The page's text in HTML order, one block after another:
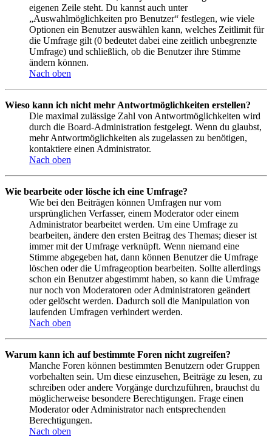
eigenen Zeile steht. Du kannst auch unter
„Auswahlmöglichkeiten pro Benutzer“ festlegen, wie viele
Optionen ein Benutzer auswählen kann, welches Zeitlimit für
die Umfrage gilt (0 bedeutet dabei eine zeitlich unbegrenzte
Umfrage) und schließlich, ob die Benutzer ihre Stimme
ändern können.
Nach oben
Wieso kann ich nicht mehr Antwortmöglichkeiten erstellen?
Die maximal zulässige Zahl von Antwortmöglichkeiten wird
durch die Board-Administration festgelegt. Wenn du glaubst,
mehr Antwortmöglichkeiten als zugelassen zu benötigen,
kontaktiere einen Administrator.
Nach oben
Wie bearbeite oder lösche ich eine Umfrage?
Wie bei den Beiträgen können Umfragen nur vom
ursprünglichen Verfasser, einem Moderator oder einem
Administrator bearbeitet werden. Um eine Umfrage zu
bearbeiten, ändere den ersten Beitrag des Themas; dieser ist
immer mit der Umfrage verknüpft. Wenn niemand eine
Stimme abgegeben hat, dann können Benutzer die Umfrage
löschen oder die Umfrageoption bearbeiten. Sollte allerdings
schon ein Benutzer abgestimmt haben, so kann die Umfrage
nur noch von Moderatoren oder Administratoren geändert
oder gelöscht werden. Dadurch soll die Manipulation von
laufenden Umfragen verhindert werden.
Nach oben
Warum kann ich auf bestimmte Foren nicht zugreifen?
Manche Foren können bestimmten Benutzern oder Gruppen
vorbehalten sein. Um diese einzusehen, Beiträge zu lesen, zu
schreiben oder andere Vorgänge durchzuführen, brauchst du
möglicherweise besondere Berechtigungen. Frage einen
Moderator oder Administrator nach entsprechenden
Berechtigungen.
Nach oben